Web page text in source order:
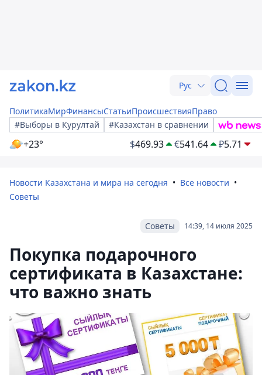
Рус
ПолитикаМирФинансыСтатьиПроисшествияПраво
#Выборы в Курултай
#Казахстан в сравнении
+23° $469.93 €541.64 ₽5.71
Новости Казахстана и мира на сегодня
Все новости
Советы
14:39, 14 июля 2025
Советы
Покупка подарочного
сертификата в Казахстане:
что важно знать